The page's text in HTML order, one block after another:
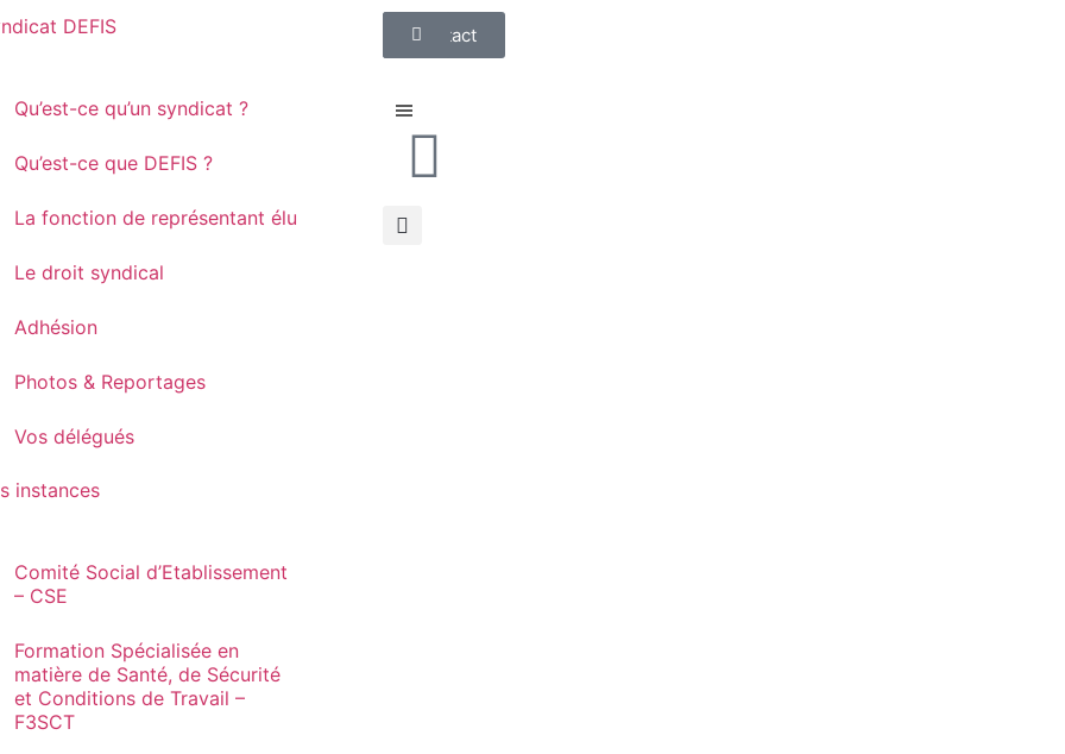
DEFIS
Qu’est-ce qu’un syndicat ?
Qu’est-ce que DEFIS ?
La fonction de représentant élu
Le droit syndical
Adhésion
Photos & Reportages
Vos délégués
instances
Comité Social d’Etablissement
– CSE
Formation Spécialisée en
matière de Santé, de Sécurité
et Conditions de Travail –
F3SCT
Contact